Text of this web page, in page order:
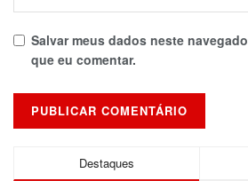
Salvar meus dados neste
que eu comentar.
Destaques